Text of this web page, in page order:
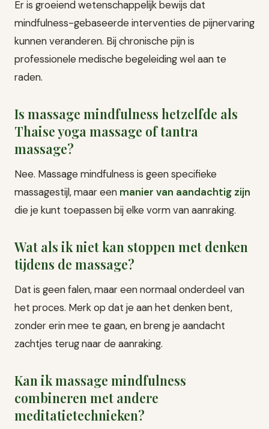
Er is groeiend wetenschappelijk bewijs dat
mindfulness-gebaseerde interventies de pijnervaring
kunnen veranderen. Bij chronische pijn is
professionele medische begeleiding wel aan te
raden.
Is massage mindfulness hetzelfde als
Thaise yoga massage of tantra
massage?
Nee. Massage mindfulness is geen specifieke
massagestijl, maar een manier van aandachtig zijn
die je kunt toepassen bij elke vorm van aanraking.
Wat als ik niet kan stoppen met denken
tijdens de massage?
Dat is geen falen, maar een normaal onderdeel van
het proces. Merk op dat je aan het denken bent,
zonder erin mee te gaan, en breng je aandacht
zachtjes terug naar de aanraking.
Kan ik massage mindfulness
combineren met andere
meditatietechnieken?